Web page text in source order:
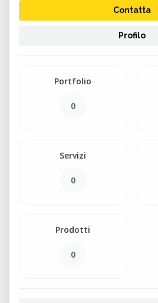
Contatta
Profilo
Portfolio
0
Servizi
0
Prodotti
0